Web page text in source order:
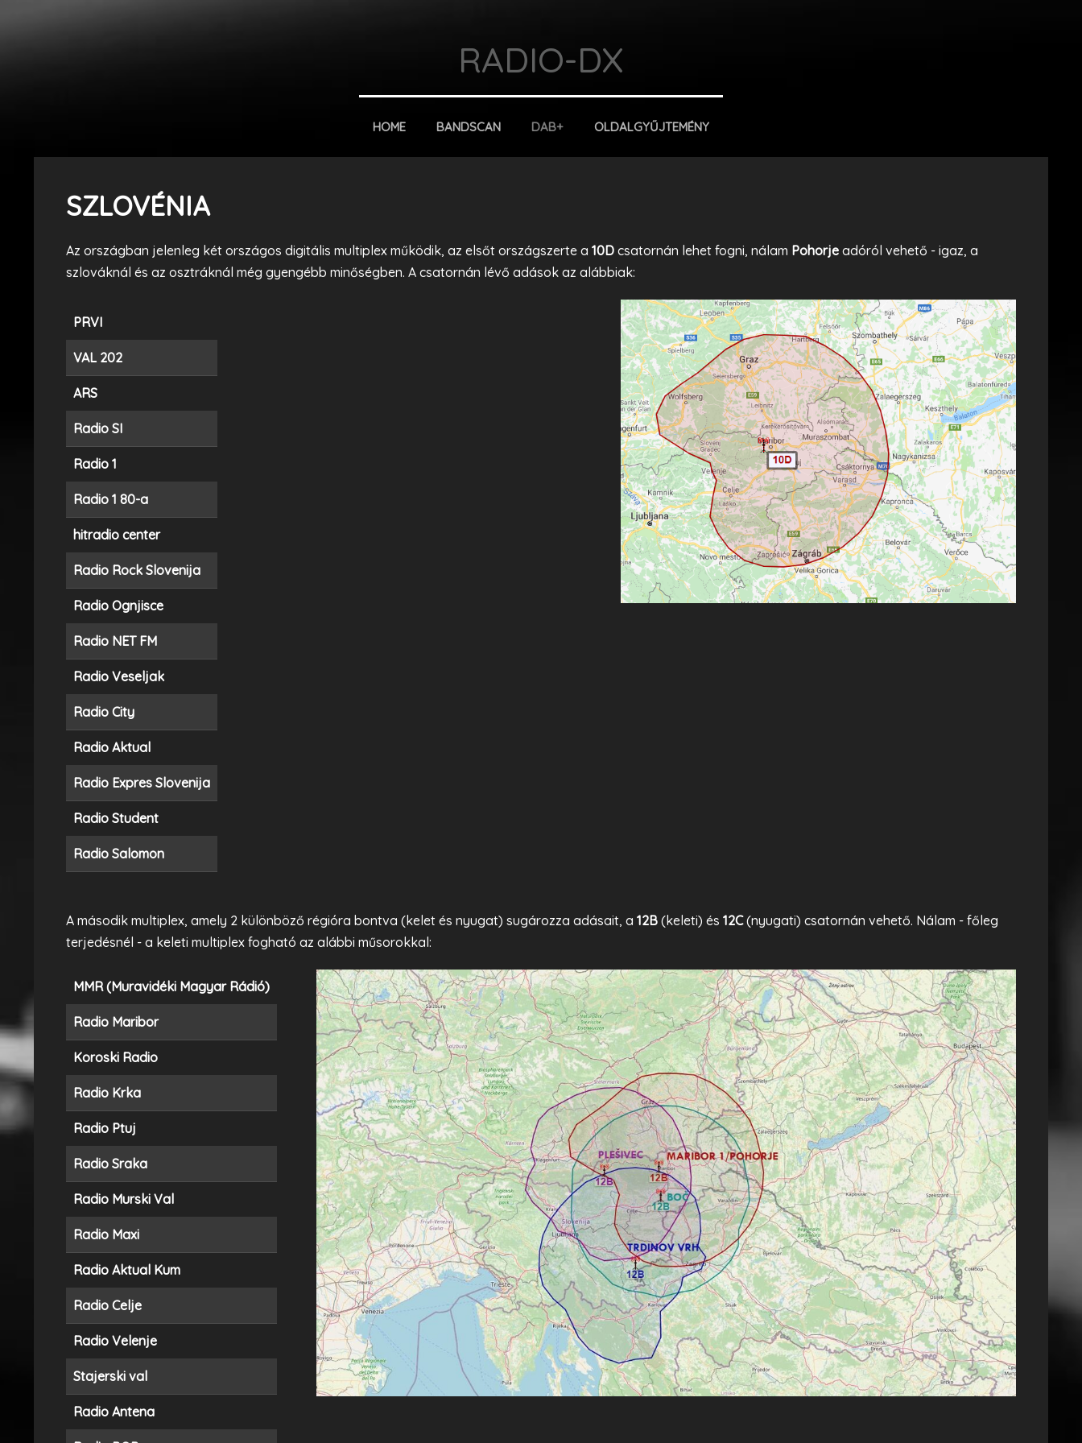
RADIO-DX
HOME BANDSCAN DAB+ OLDALGYŰJTEMÉNY
SZLOVÉNIA
Az országban jelenleg két országos digitális multiplex működik, az elsőt országszerte a 10D csatornán lehet fogni, nálam Pohorje adóról vehető - igaz, a
szlováknál és az osztráknál még gyengébb minőségben. A csatornán lévő adások az alábbiak:
PRVI
VAL 202
ARS
Radio SI
Radio 1
Radio 1 80-a
hitradio center
Radio Rock Slovenija
Radio Ognjisce
Radio NET FM
Radio Veseljak
Radio City
Radio Aktual
Radio Expres Slovenija
Radio Student
Radio Salomon
A második multiplex, amely 2 különböző régióra bontva (kelet és nyugat) sugározza adásait, a 12B (keleti) és 12C(nyugati) csatornán vehető. Nálam - főleg
terjedésnél - a keleti multiplex fogható az alábbi műsorokkal:
MMR (Muravidéki Magyar Rádió)
Radio Maribor
Koroski Radio
Radio Krka
Radio Ptuj
Radio Sraka
Radio Murski Val
Radio Maxi
Radio Aktual Kum
Radio Celje
Radio Velenje
Stajerski val
Radio Antena